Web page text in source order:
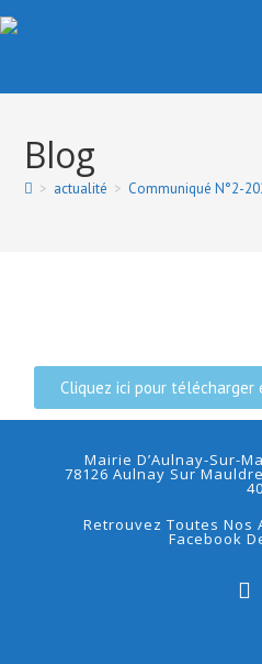
Blog
> actualité > Communiqué N°2-
Cliquez ici pour télécharger
Mairie D’Aulnay-Sur-
78126 Aulnay Sur
40
Retrouvez Toutes Nos
Facebook